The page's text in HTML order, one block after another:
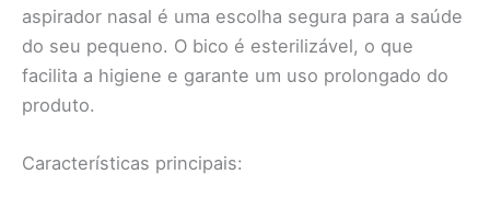
aspirador nasal é uma escolha segura para a saúde
do seu pequeno. O bico é esterilizável, o que
facilita a higiene e garante um uso prolongado do
produto.
Características principais: